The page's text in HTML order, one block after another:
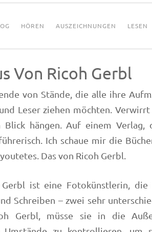
HÖREN AUSZEICHNUNGEN LESEN
Von Ricoh Gerbl
von Stände, die alle ihre
Leser ziehen möchten.
Blick hängen. Auf einem Verlag,
Ich schaue mir die
Das von Ricoh Gerbl.
ist eine Fotokünstlerin,
Schreiben – zwei sehr
Gerbl, müsse sie in die